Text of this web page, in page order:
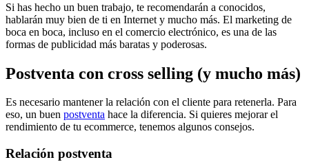
Si has hecho un buen trabajo, te recomendarán a conocidos,
hablarán muy bien de ti en Internet y mucho más. El marketing de
boca en boca, incluso en el comercio electrónico, es una de las
formas de publicidad más baratas y poderosas.
Postventa con cross selling (y mucho más)
Es necesario mantener la relación con el cliente para retenerla. Para
eso, un buen postventa hace la diferencia. Si quieres mejorar el
rendimiento de tu ecommerce, tenemos algunos consejos.
Relación postventa